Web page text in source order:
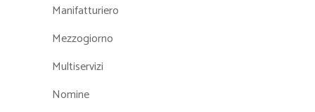
Manifatturiero
Mezzogiorno
Multiservizi
Nomine